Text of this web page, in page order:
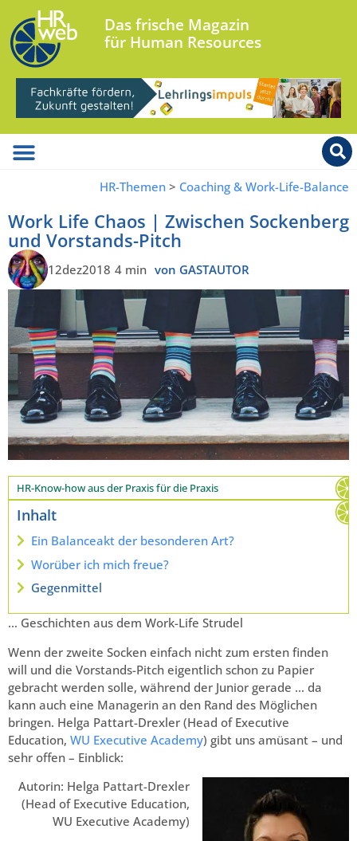
Das frische Magazin
für Human Resources
HR-Themen > Coaching & Work-Life-Balance
Work Life Chaos | Zwischen Sockenberg
und Vorstands-Pitch
12dez2018 4 min von GASTAUTOR
HR-Know-how aus der Praxis für die Praxis
Inhalt
Ein Balanceakt der besonderen Art?
Worüber ich mich freue?
Gegenmittel
… Geschichten aus dem Work-Life Strudel
Wenn der zweite Socken einfach nicht zum ersten finden
will und die Vorstands-Pitch eigentlich schon zu Papier
gebracht werden solle, während der Junior gerade … da
kann auch eine Managerin an den Rand des Möglichen
bringen. Helga Pattart-Drexler (Head of Executive
Education, WU Executive Academy) gibt uns amüsant – und
sehr offen – Einblick:
Autorin: Helga Pattart-Drexler
(Head of Executive Education,
WU Executive Academy)